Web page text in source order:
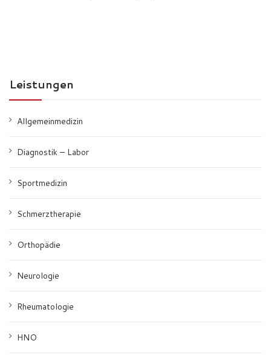
Leistungen
Allgemeinmedizin
Diagnostik – Labor
Sportmedizin
Schmerztherapie
Orthopädie
Neurologie
Rheumatologie
HNO